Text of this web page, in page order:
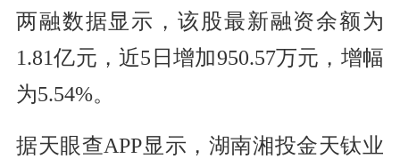
两融数据显示，该股最新融资余额为
1.81亿元，近5日增加950.57万元，增幅
为5.54%。
据天眼查APP显示，湖南湘投金天钛业